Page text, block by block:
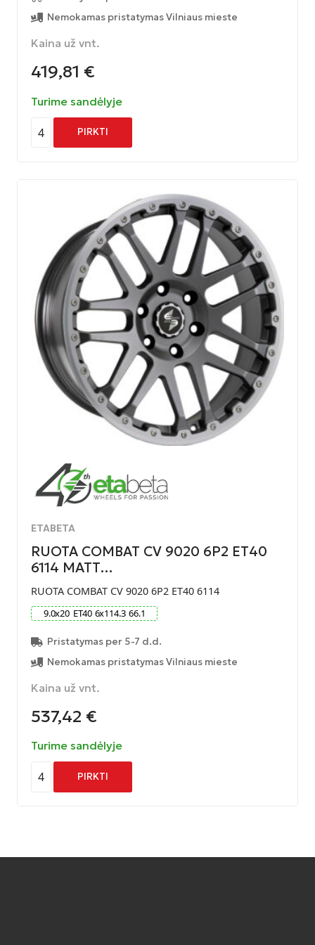
Nemokamas pristatymas Vilniaus mieste
Kaina už vnt.
419,81 €
Turime sandėlyje
4 PIRKTI
ETABETA
RUOTA COMBAT CV 9020 6P2 ET40
6114 MATT…
RUOTA COMBAT CV 9020 6P2 ET40 6114
9.0x20 ET40 6x114.3 66.1
Pristatymas per 5-7 d.d.
Nemokamas pristatymas Vilniaus mieste
Kaina už vnt.
537,42 €
Turime sandėlyje
4 PIRKTI